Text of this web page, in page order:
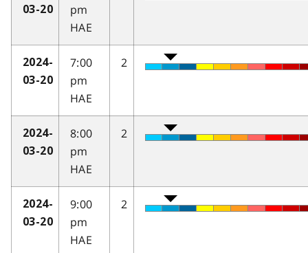
03-20
pm
HAE
2024-
03-20
7:00
pm
HAE
2
2024-
03-20
8:00
pm
HAE
2
2024-
03-20
9:00
pm
HAE
2